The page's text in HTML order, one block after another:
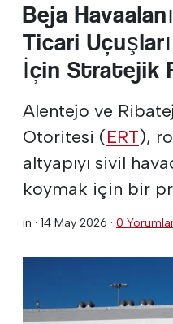
Beja
Ticari
İçin Stratejik
Alentejo ve
Otoritesi (ERT),
altyapıyı sivil
koymak için bir
in · 14 May 2026 · 0